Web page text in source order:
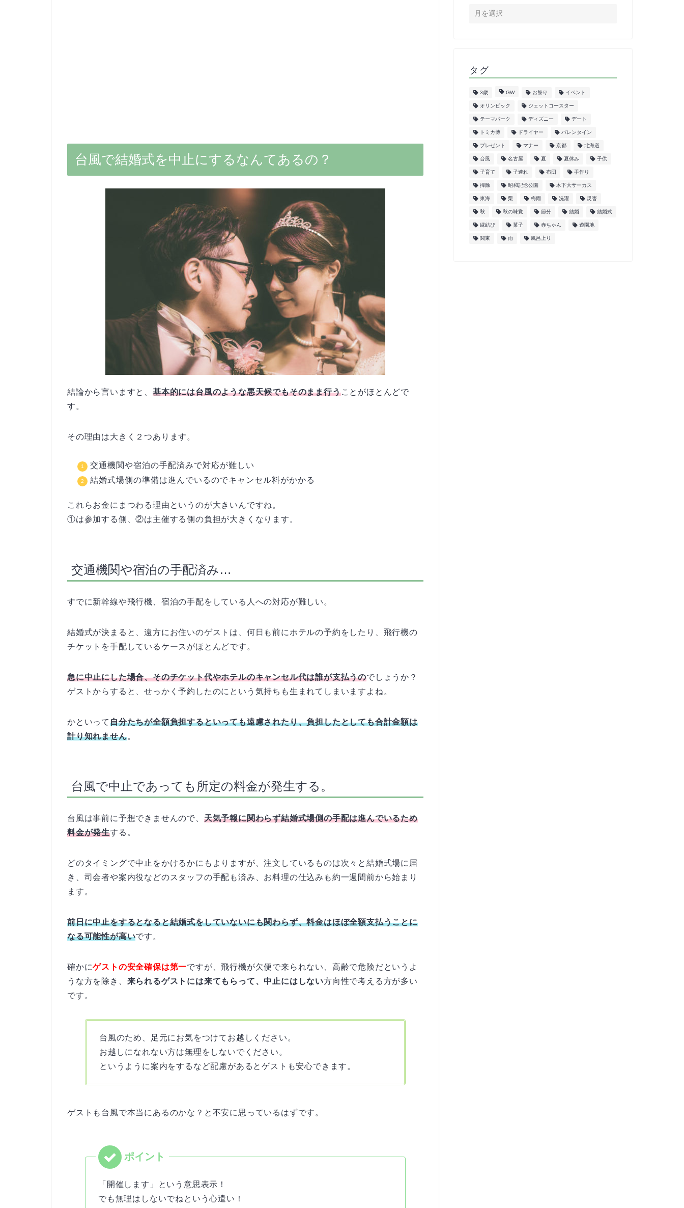
台風で結婚式を中止にするなんてあるの？
結論から言いますと、 基本的には台風のような悪天候でもそのまま行うことがほとんどで
す。
その理由は大きく２つあります。
交通機関や宿泊の手配済みで対応が難しい
結婚式場側の準備は進んでいるのでキャンセル料がかかる
これらお金にまつわる理由というのが大きいんですね。
①は参加する側、②は主催する側の負担が大きくなります。
交通機関や宿泊の手配済み…
すでに新幹線や飛行機、宿泊の手配をしている人への対応が難しい。
結婚式が決まると、遠方にお住いのゲストは、何日も前にホテルの予約をしたり、飛行機の
チケットを手配しているケースがほとんどです。
急に中止にした場合、そのチケット代やホテルのキャンセル代は誰が支払うのでしょうか？
ゲストからすると、せっかく予約したのにという気持ちも生まれてしまいますよね。
かといって自分たちが全額負担するといっても遠慮されたり、負担したとしても合計金額は
計り知れません。
台風で中止であっても所定の料金が発生する。
台風は事前に予想できませんので、 天気予報に関わらず結婚式場側の手配は進んでいるため
料金が発生する。
どのタイミングで中止をかけるかにもよりますが、注文しているものは次々と結婚式場に届
き、司会者や案内役などのスタッフの手配も済み、お料理の仕込みも約一週間前から始まり
ます。
前日に中止をするとなると結婚式をしていないにも関わらず、料金はほぼ全額支払うことに
なる可能性が高いです。
確かにゲストの安全確保は第一ですが、飛行機が欠便で来られない、高齢で危険だというよ
うな方を除き、 来られるゲストには来てもらって、中止にはしない方向性で考える方が多い
です。
台風のため、足元にお気をつけてお越しください。
お越しになれない方は無理をしないでください。
というように案内をするなど配慮があるとゲストも安心できます。
ゲストも台風で本当にあるのかな？と不安に思っているはずです。
「開催します」という意思表示！
でも無理はしないでねという心遣い！
タグ
3歳 GW お祭り イベント
オリンピック ジェットコースター
テーマパーク ディズニー デート
トミカ博 ドライヤー バレンタイン
プレゼント マナー 京都 北海道
台風 名古屋 夏 夏休み 子供
子育て 子連れ 布団 手作り
掃除 昭和記念公園 木下大サーカス
東海 栗 梅雨 洗濯 災害
秋 秋の味覚 節分 結婚 結婚式
縁結び 菓子 赤ちゃん 遊園地
関東 雨 風呂上り